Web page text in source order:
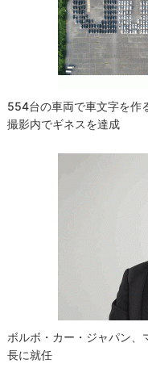
554台の車両で車文字を作
撮影内でギネスを達成
ボルボ・カー・ジャパン、
長に就任